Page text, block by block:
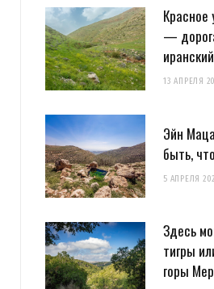
Красное
—
13 АПРЕЛЯ
Эйн
быть,
5 АПРЕЛЯ
Здесь
тигры
горы